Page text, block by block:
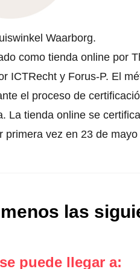
Waarborg.
como tienda online por
ICTRecht y Forus-P. El
el proceso de
La tienda online se
primera vez en 23 de
las
puede llegar a: